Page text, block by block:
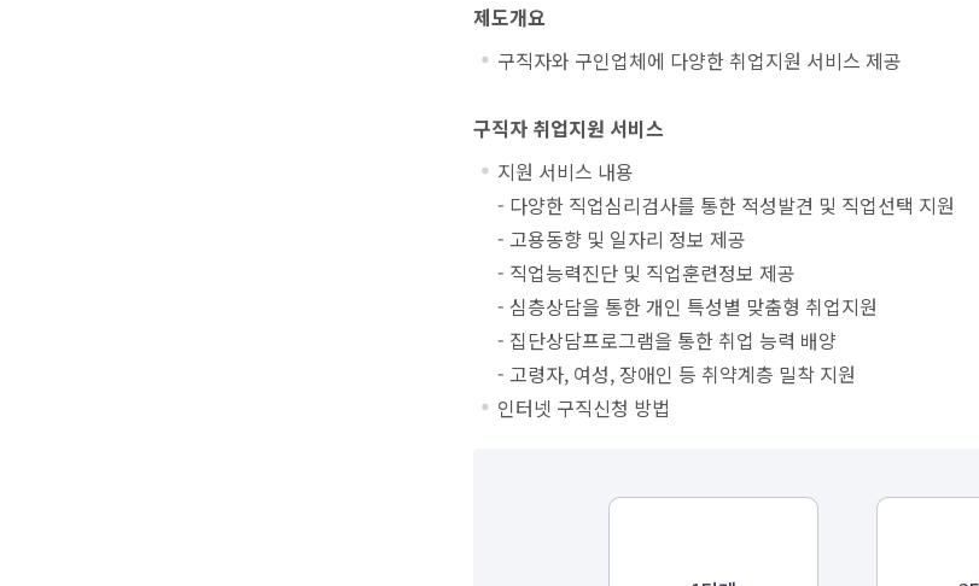
제도개요
구직자와 구인업체에 다양한 취업지원 서비스 제공
구직자 취업지원 서비스
지원 서비스 내용
- 다양한 직업심리검사를 통한 적성발견 및 직업선택 지원
- 고용동향 및 일자리 정보 제공
- 직업능력진단 및 직업훈련정보 제공
- 심층상담을 통한 개인 특성별 맞춤형 취업지원
- 집단상담프로그램을 통한 취업 능력 배양
- 고령자, 여성, 장애인 등 취약계층 밀착 지원
인터넷 구직신청 방법